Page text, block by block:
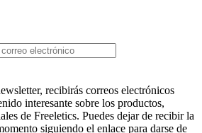
recibirás correos electrónicos
interesante sobre los productos,
de Freeletics. Puedes dejar de recibir la
siguiendo el enlace para darse de